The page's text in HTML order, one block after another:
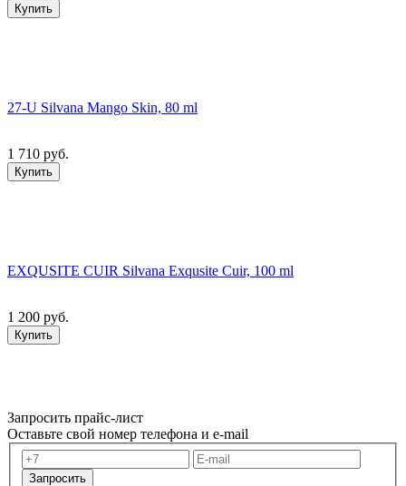
Купить
27-U Silvana Mango Skin, 80 ml
1 710 руб.
Купить
EXQUSITE CUIR Silvana Exqusite Cuir, 100 ml
1 200 руб.
Купить
Запросить прайс-лист
Оставьте свой номер телефона и e-mail
Запросить